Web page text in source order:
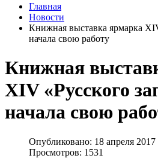
Главная
Новости
Книжная выставка ярмарка
начала свою работу
Книжная
XIV «Русского
начала свою
Опубликовано: 18 апреля 2017
Просмотров: 1531